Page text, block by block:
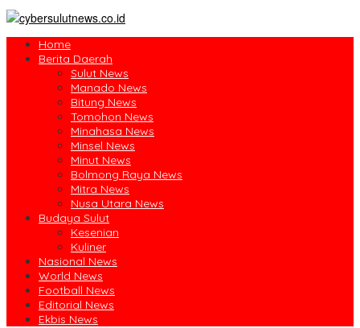
Home
Berita Daerah
Sulut News
Manado News
Bitung News
Tomohon News
Minahasa News
Minsel News
Minut News
Bolmong Raya News
Mitra News
Nusa Utara News
Budaya Sulut
Kesenian
Kuliner
Nasional News
World News
Football News
Editorial News
Ekbis News